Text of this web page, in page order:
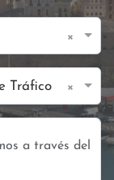
×
Tráfico ×